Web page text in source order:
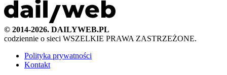
© 2014-2026. DAILYWEB.PL
codziennie o sieci WSZELKIE PRAWA ZASTRZEŻONE.
Polityka prywatności
Kontakt